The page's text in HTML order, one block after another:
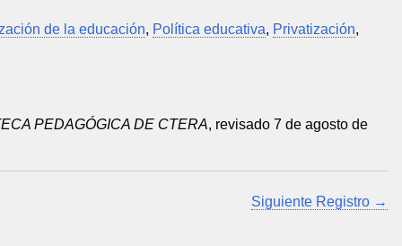
de la educación, Política educativa, Privatización,
PEDAGÓGICA DE CTERA, revisado 7 de agosto de
Siguiente Registro →